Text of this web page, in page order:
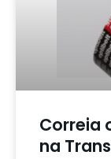
Correia
na